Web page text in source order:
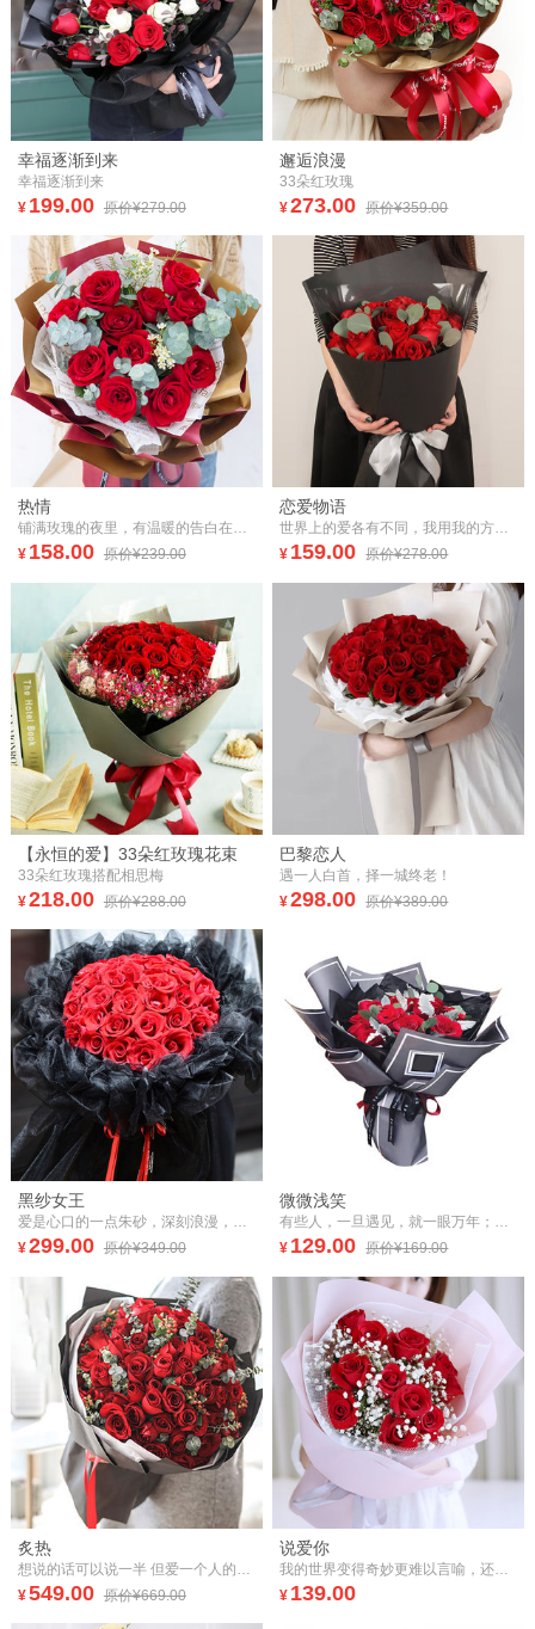
幸福逐渐到来
幸福逐渐到来
¥ 199.00 原价¥279.00
邂逅浪漫
33朵红玫瑰
¥273.00 原价¥359.00
热情
铺满玫瑰的夜里，有温暖的告白在等待，来我的怀里，拥抱我的爱，把你的热情摊开，我会一直都在!爱，把你的热情摊开，我会一直都在!
¥ 158.00 原价¥239.00
恋爱物语
世界上的爱各有不同，我用我的方式，我用我的声音告诉你，我爱你！
¥ 159.00 原价¥278.00
【永恒的爱】33朵红玫瑰花束
33朵红玫瑰搭配相思梅
¥218.00 原价¥288.00
巴黎恋人
遇一人白首，择一城终老！
¥298.00 原价¥389.00
黑纱女王
爱是心口的一点朱砂，深刻浪漫，至死不渝！
¥299.00 原价¥349.00
微微浅笑
有些人，一旦遇见，就一眼万年；有些心动，一旦开始，、便覆水难收。
¥ 129.00 原价¥169.00
炙热
¥549.00 原价¥669.00
说爱你
¥ 139.00